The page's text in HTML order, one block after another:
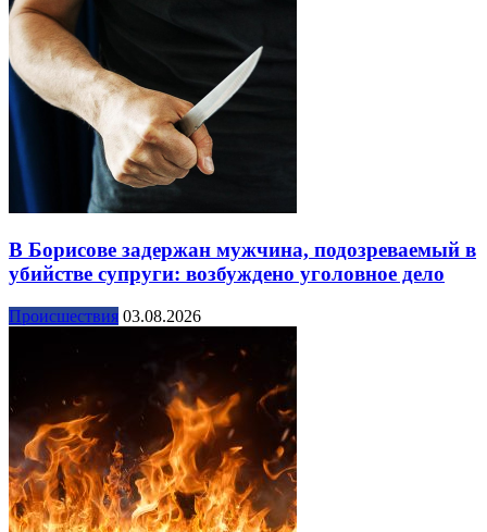
В Борисове задержан мужчина, подозреваемый в
убийстве супруги: возбуждено уголовное дело
Происшествия 03.08.2026